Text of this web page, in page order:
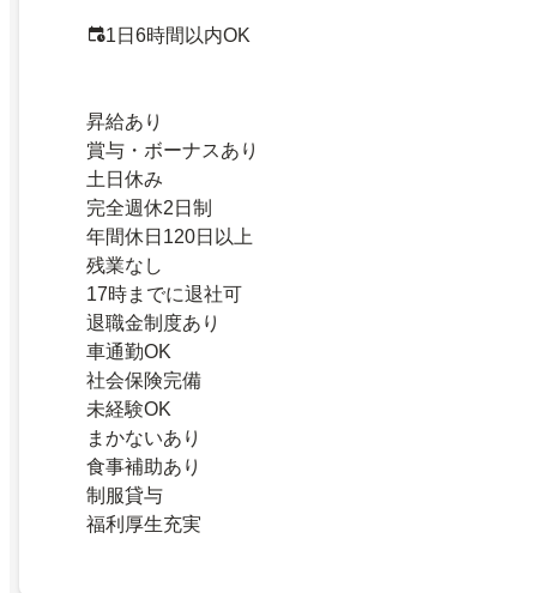
1日6時間以内OK
昇給あり
賞与・ボーナスあり
土日休み
完全週休2日制
年間休日120日以上
残業なし
17時までに退社可
退職金制度あり
車通勤OK
社会保険完備
未経験OK
まかないあり
食事補助あり
制服貸与
福利厚生充実